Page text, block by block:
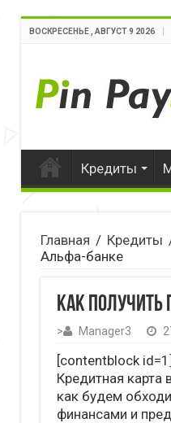
ВОСКРЕСЕНЬЕ , АВГУСТ 9 2026
Кредиты
Главная / Кредиты
Альфа-банке
Как
> Manager3
[contentblock id=1]
Кредитная
как будем
финансами и